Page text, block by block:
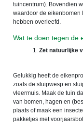
tuincentrum). Bovendien
waardoor de eikenbomen
hebben overleefd.
Wat te doen tegen de
Zet natuurlijke
Gelukkig heeft de
zoals de sluipwesp en
vleermuis. Maak de tuin
van bomen, hagen en
plaats of maak een
pakketjes met